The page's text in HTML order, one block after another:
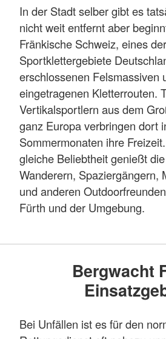
In der Stadt selber gibt es
nicht weit entfernt aber
Fränkische Schweiz, eines
Sportklettergebiete
erschlossenen Felsmassiven
eingetragenen Kletterrouten.
Vertikalsportlern aus dem
ganz Europa verbringen dort
Sommermonaten ihre
gleiche Beliebtheit genießt
Wanderern, Spaziergängern,
und anderen
Fürth und der Umgebung.
Bergwacht
Bei Unfällen ist es für den